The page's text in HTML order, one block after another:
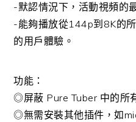
-默認情況下，活動視頻的
-能夠播放從144p到8K的
的用戶體驗。
功能：
◎屏蔽 Pure Tuber 中的所
◎無需安裝其他插件，如